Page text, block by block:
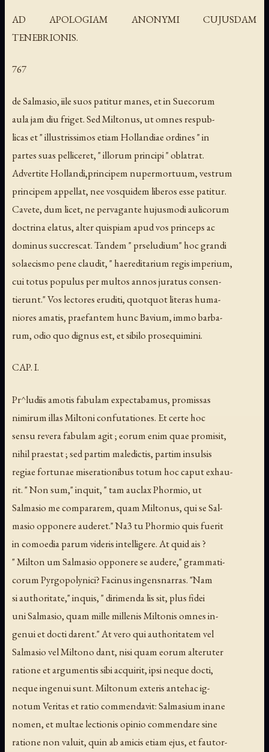
AD APOLOGIAM ANONYMI CUJUSDAM
TENEBRIONIS.
767
de Salmasio, iile suos patitur manes, et in Suecorum
aula jam diu friget. Sed Miltonus, ut omnes respub-
licas et " illustrissimos etiam Hollandiae ordines " in
partes suas pelliceret, " illorum principi " oblatrat.
Advertite Hollandi,principem nupermortuum, vestrum
principem appellat, nee vosquidem liberos esse patitur.
Cavete, dum licet, ne pervagante hujusmodi aulicorum
doctrina elatus, alter quispiam apud vos princeps ac
dominus succrescat. Tandem " prseludium" hoc grandi
solaecismo pene claudit, " haereditarium regis imperium,
cui totus populus per multos annos juratus consen-
tierunt." Vos lectores eruditi, quotquot literas huma-
niores amatis, praefantem hunc Bavium, immo barba-
rum, odio quo dignus est, et sibilo prosequimini.
CAP. I.
Pr^ludiis amotis fabulam expectabamus, promissas
nimirum illas Miltoni confutationes. Et certe hoc
sensu revera fabulam agit ; eorum enim quae promisit,
nihil praestat ; sed partim maledictis, partim insulsis
regiae fortunae miserationibus totum hoc caput exhau-
rit. " Non sum," inquit, " tam auclax Phormio, ut
Salmasio me compararem, quam Miltonus, qui se Sal-
masio opponere auderet." Na3 tu Phormio quis fuerit
in comoedia parum videris intelligere. At quid ais ?
" Milton um Salmasio opponere se audere," grammati-
corum Pyrgopolynici? Facinus ingensnarras. "Nam
si authoritate," inquis, " dirimenda lis sit, plus fidei
uni Salmasio, quam mille millenis Miltonis omnes in-
genui et docti darent." At vero qui authoritatem vel
Salmasio vel Miltono dant, nisi quam eorum alteruter
ratione et argumentis sibi acquirit, ipsi neque docti,
neque ingenui sunt. Miltonum exteris antehac ig-
notum Veritas et ratio commendavit: Salmasium inane
nomen, et multae lectionis opinio commendare sine
ratione non valuit, quin ab amicis etiam ejus, et fautor-